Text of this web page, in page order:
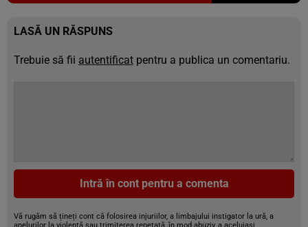
LASĂ UN RĂSPUNS
Trebuie să fii autentificat pentru a publica un comentariu.
Intră în cont pentru a comenta
Vă rugăm să țineți cont că folosirea injuriilor, a limbajului instigator la ură, a